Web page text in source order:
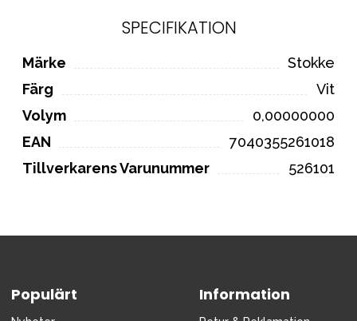
SPECIFIKATION
Märke
Stokke
Färg
Vit
Volym
0,00000000
EAN
7040355261018
Tillverkarens Varunummer
526101
Populärt Information